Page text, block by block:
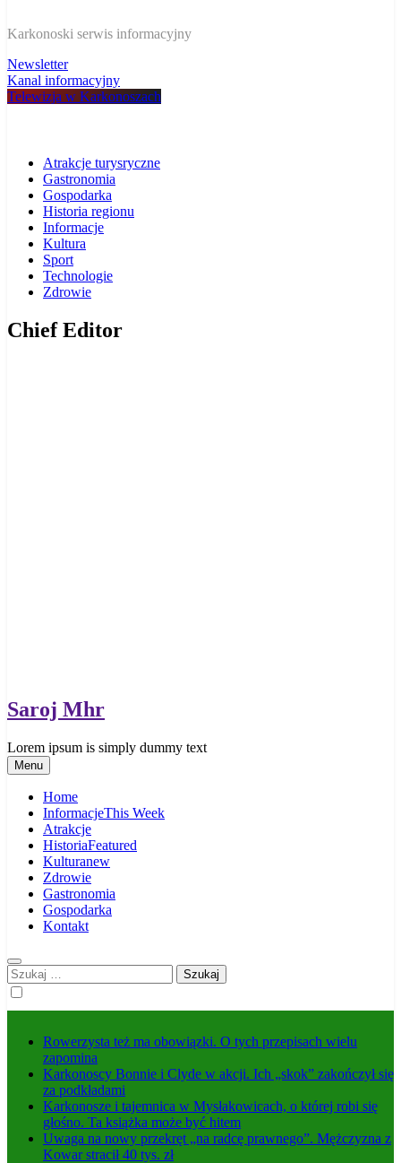
W Karkonoszach
Karkonoski serwis informacyjny
Newsletter
Kanal informacyjny
Telewizja w Karkonoszach
Atrakcje turysryczne
Gastronomia
Gospodarka
Historia regionu
Informacje
Kultura
Sport
Technologie
Zdrowie
Chief Editor
Saroj Mhr
Lorem ipsum is simply dummy text
Menu
Home
InformacjeThis Week
Atrakcje
HistoriaFeatured
Kulturanew
Zdrowie
Gastronomia
Gospodarka
Kontakt
Szukaj:
Rowerzysta też ma obowiązki. O tych przepisach wielu
zapomina
Karkonoscy Bonnie i Clyde w akcji. Ich „skok” zakończył się
za podkładami
Karkonosze i tajemnica w Mysłakowicach, o której robi się
głośno. Ta książka może być hitem
Uwaga na nowy przekręt „na radcę prawnego”. Mężczyzna z
Kowar stracił 40 tys. zł